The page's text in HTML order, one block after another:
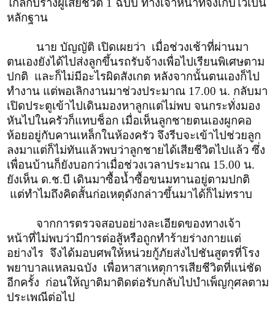
หลักฐาน
นาย บัญญัติ เปิดเผยว่า เมื่อช่วงเช้าที่ผ่านมา
ตนเองยังได้ไปส่งลูกขึ้นรถรับจ้างเพื่อไปเรียนพิเศษตาม
ปกติ และก็ไม่มีอะไรผิดสังเกต หลังจากนั้นตนเองก็ไป
ทำงาน แต่พอเลิกงานมาช่วงประมาณ 17.00 น. กลับมา
เปิดประตูเข้าไปเดินมองหาลูกแต่ไม่พบ จนกระทั่งมอง
หันไปในครัวก็แทบช็อก เมื่อเห็นลูกชายตนเองผูกคอ
ห้อยอยู่กับคานเหล็กในห้องครัว จึงรีบจะเข้าไปช่วยลูก
ลงมาแต่ก็ไม่ทันแล้วพบว่าลูกชายได้เสียชีวิตไปแล้ว ซึ่ง
เพื่อนบ้านก็ยังบอกว่าเมื่อช่วงเวลาประมาณ 15.00 น.
ยังเห็น ด.ช.บี เดินมาซื้อน้ำซื้อขนมทานอยู่ตามปกติ
แต่ทำไมถึงคิดสั้นก่อเหตุดังกล่าวขึ้นมาได้ก็ไม่ทราบ
จากการตรวจสอบอย่างละเอียดของทางเจ้า
หน้าที่ไม่พบว่ามีการต่อสู้หรือถูกทำร้ายร่างกายแต่
อย่างไร จึงได้มอบศพให้หน่วยกู้ภัยส่งไปชันสูตรที่โรง
พยาบาลแหลมฉบัง เพื่อหาสาเหตุการเสียชีวิตที่แน่ชัด
อีกครั้ง ก่อนให้ญาติมาติดต่อรับกลับไปบำเพ็ญกุศลตาม
ประเพณีต่อไป